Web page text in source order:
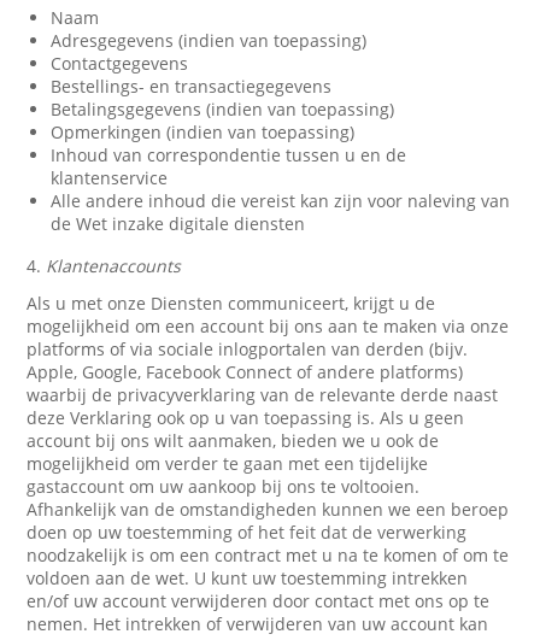
Naam
Adresgegevens (indien van toepassing)
Contactgegevens
Bestellings- en transactiegegevens
Betalingsgegevens (indien van toepassing)
Opmerkingen (indien van toepassing)
Inhoud van correspondentie tussen u en de
klantenservice
Alle andere inhoud die vereist kan zijn voor naleving van
de Wet inzake digitale diensten
4. Klantenaccounts
Als u met onze Diensten communiceert, krijgt u de
mogelijkheid om een account bij ons aan te maken via onze
platforms of via sociale inlogportalen van derden (bijv.
Apple, Google, Facebook Connect of andere platforms)
waarbij de privacyverklaring van de relevante derde naast
deze Verklaring ook op u van toepassing is. Als u geen
account bij ons wilt aanmaken, bieden we u ook de
mogelijkheid om verder te gaan met een tijdelijke
gastaccount om uw aankoop bij ons te voltooien.
Afhankelijk van de omstandigheden kunnen we een beroep
doen op uw toestemming of het feit dat de verwerking
noodzakelijk is om een contract met u na te komen of om te
voldoen aan de wet. U kunt uw toestemming intrekken
en/of uw account verwijderen door contact met ons op te
nemen. Het intrekken of verwijderen van uw account kan